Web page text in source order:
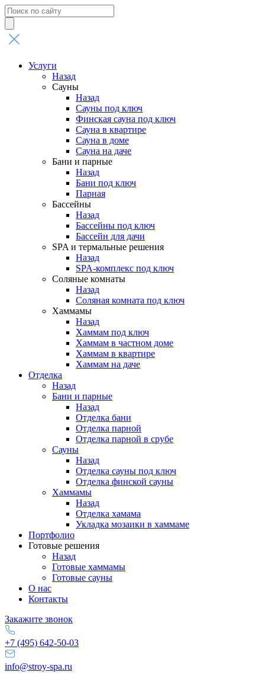
Поиск
товаров
Услуги
Назад
Сауны
Назад
Сауны под ключ
Финская сауна под ключ
Сауна в квартире
Сауна в доме
Сауна на даче
Бани и парные
Назад
Бани под ключ
Парная
Бассейны
Назад
Бассейны под ключ
Бассейн для дачи
SPA и термальные решения
Назад
SPA-комплекс под ключ
Соляные комнаты
Назад
Соляная комната под ключ
Хаммамы
Назад
Хаммам под ключ
Хаммам в частном доме
Хаммам в квартире
Хаммам на даче
Отделка
Назад
Бани и парные
Назад
Отделка бани
Отделка парной
Отделка парной в срубе
Сауны
Назад
Отделка сауны под ключ
Отделка финской сауны
Хаммамы
Назад
Отделка хамама
Укладка мозаики в хаммаме
Портфолио
Готовые решения
Назад
Готовые хаммамы
Готовые сауны
О нас
Контакты
Закажите звонок
+7 (495) 642-50-03
info@stroy-spa.ru